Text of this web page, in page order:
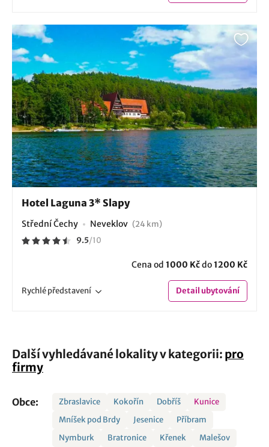
Hotel Laguna 3* Slapy
Střední Čechy Neveklov (24 km)
9.5/10
Cena od 1000 Kčdo1200 Kč
Rychlépředstavení Detailubytování
Další vyhledávané lokality v kategorii: pro
firmy
Obce: Zbraslavice Kokořín Dobříš
Kunice
Mníšek pod Brdy
Jesenice
Příbram
Nymburk
Bratronice Křenek Malešov